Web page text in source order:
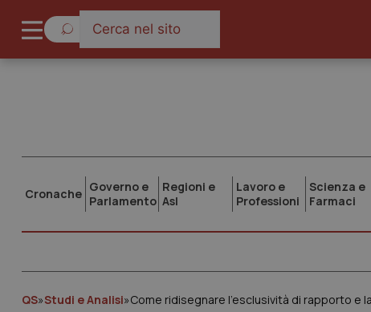
Cronache Governo e
Parlamento
Regioni e
Asl
Lavoro e
Professioni
Scienza e
Farmaci
QS»Studi e Analisi»Come ridisegnare l’esclusività di rapporto